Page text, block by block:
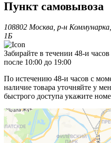
Пункт самовывоза
108802 Москва, р-н
1Б
Забирайте в течении 48-и
после 10:00 до 19:00
По истечению 48-и часов с
наличие товара уточняйте у
быстрого доступа укажите